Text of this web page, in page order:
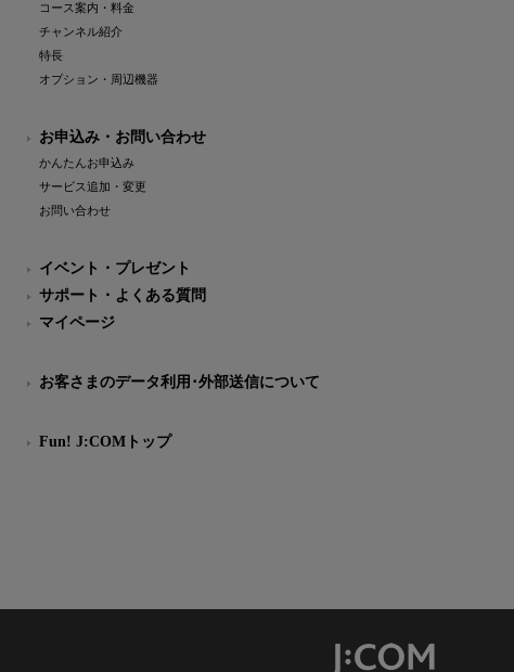
コース案内・料金
チャンネル紹介
特長
オプション・周辺機器
お申込み・お問い合わせ
かんたんお申込み
サービス追加・変更
お問い合わせ
イベント・プレゼント
サポート・よくある質問
マイページ
お客さまのデータ利用･外部送信について
Fun! J:COMトップ